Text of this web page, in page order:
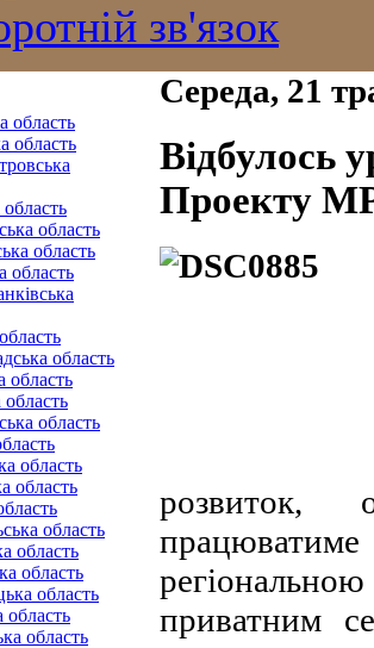
зв'язок
область
область
область
область
область
область
область
область
область
область
область
область
область
область
область
область
область
Середа, 21
Відбулось
Проекту
розвиток,
приватним